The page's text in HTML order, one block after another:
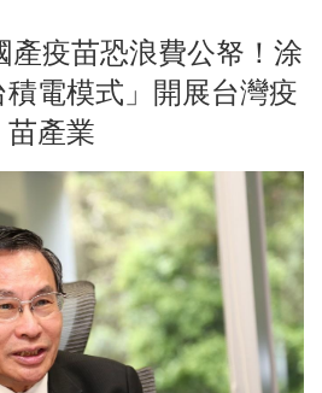
疫苗恐浪費公帑！涂
電模式」開展台灣疫
苗產業